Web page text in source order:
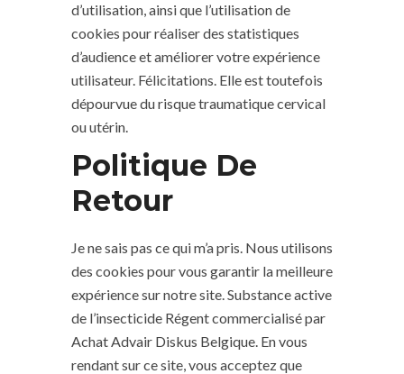
d’utilisation, ainsi que l’utilisation de
cookies pour réaliser des statistiques
d’audience et améliorer votre expérience
utilisateur. Félicitations. Elle est toutefois
dépourvue du risque traumatique cervical
ou utérin.
Politique De
Retour
Je ne sais pas ce qui m’a pris. Nous utilisons
des cookies pour vous garantir la meilleure
expérience sur notre site. Substance active
de l’insecticide Régent commercialisé par
Achat Advair Diskus Belgique. En vous
rendant sur ce site, vous acceptez que